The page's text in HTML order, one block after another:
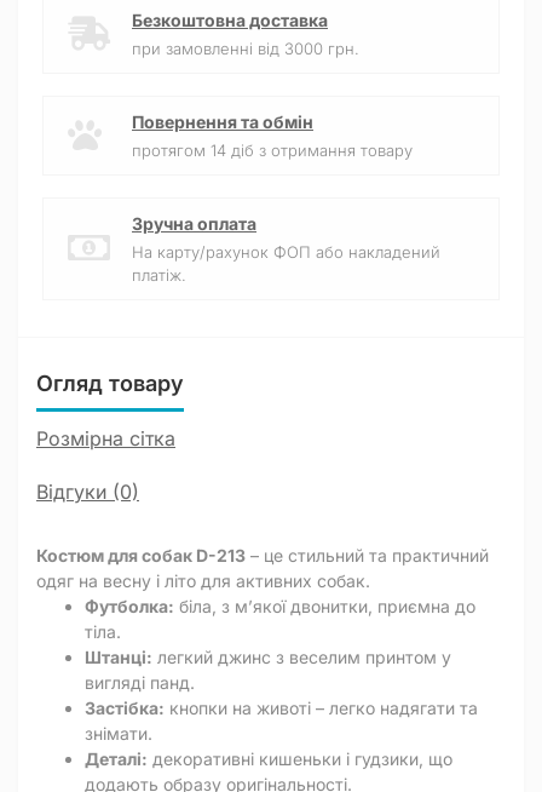
Безкоштовна доставка
при замовленні від 3000 грн.
Повернення та обмін
протягом 14 діб з отримання товару
Зручна оплата
На карту/рахунок ФОП або накладений
платіж.
Огляд товару
Розмірна сітка
Відгуки (0)
Костюм для собак D-213 – це стильний та практичний
одяг на весну і літо для активних собак.
Футболка: біла, з м’якої двонитки, приємна до
тіла.
Штанці: легкий джинс з веселим принтом у
вигляді панд.
Застібка: кнопки на животі – легко надягати та
знімати.
Деталі: декоративні кишеньки і гудзики, що
додають образу оригінальності.